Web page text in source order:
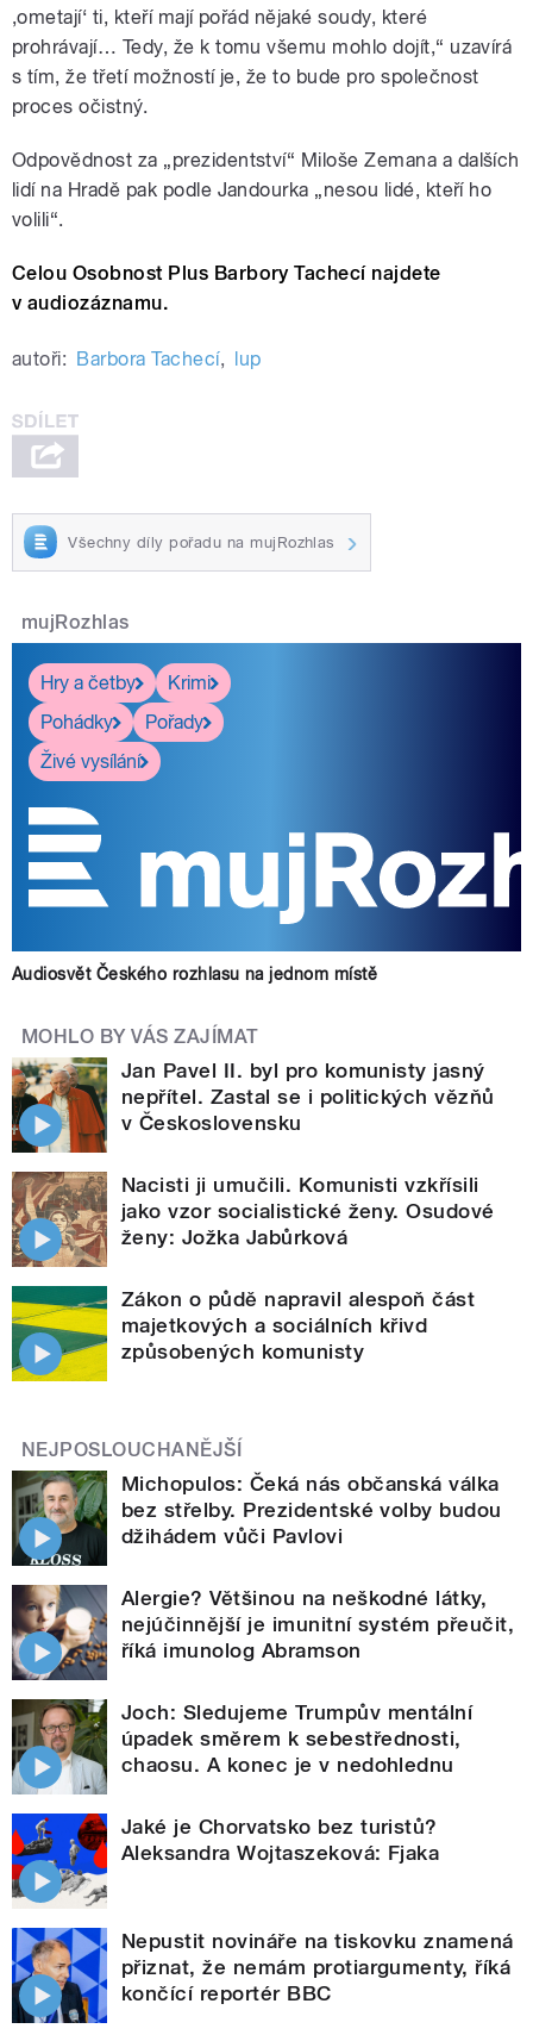
,ometají‘ ti, kteří mají pořád nějaké soudy, které
prohrávají… Tedy, že k tomu všemu mohlo dojít,“ uzavírá
s tím, že třetí možností je, že to bude pro společnost
proces očistný.
Odpovědnost za „prezidentství“ Miloše Zemana a dalších
lidí na Hradě pak podle Jandourka „nesou lidé, kteří ho
volili“.
Celou Osobnost Plus Barbory Tachecí najdete
v audiozáznamu.
autoři: Barbora Tachecí, lup
Všechny díly pořadu na mujRozhlas
mujRozhlas
Hry a četby
Krimi
Pohádky
Pořady
Živé vysílání
Audiosvět Českého rozhlasu na jednom místě
MOHLO BY VÁS ZAJÍMAT
Jan Pavel II. byl pro komunisty jasný
nepřítel. Zastal se i politických vězňů
v Československu
Nacisti ji umučili. Komunisti vzkřísili
jako vzor socialistické ženy. Osudové
ženy: Jožka Jabůrková
Zákon o půdě napravil alespoň část
majetkových a sociálních křivd
způsobených komunisty
NEJPOSLOUCHANĚJŠÍ
Michopulos: Čeká nás občanská válka
bez střelby. Prezidentské volby budou
džihádem vůči Pavlovi
Alergie? Většinou na neškodné látky,
nejúčinnější je imunitní systém přeučit,
říká imunolog Abramson
Joch: Sledujeme Trumpův mentální
úpadek směrem k sebestřednosti,
chaosu. A konec je v nedohlednu
Jaké je Chorvatsko bez turistů?
Aleksandra Wojtaszeková: Fjaka
Nepustit novináře na tiskovku znamená
přiznat, že nemám protiargumenty, říká
končící reportér BBC